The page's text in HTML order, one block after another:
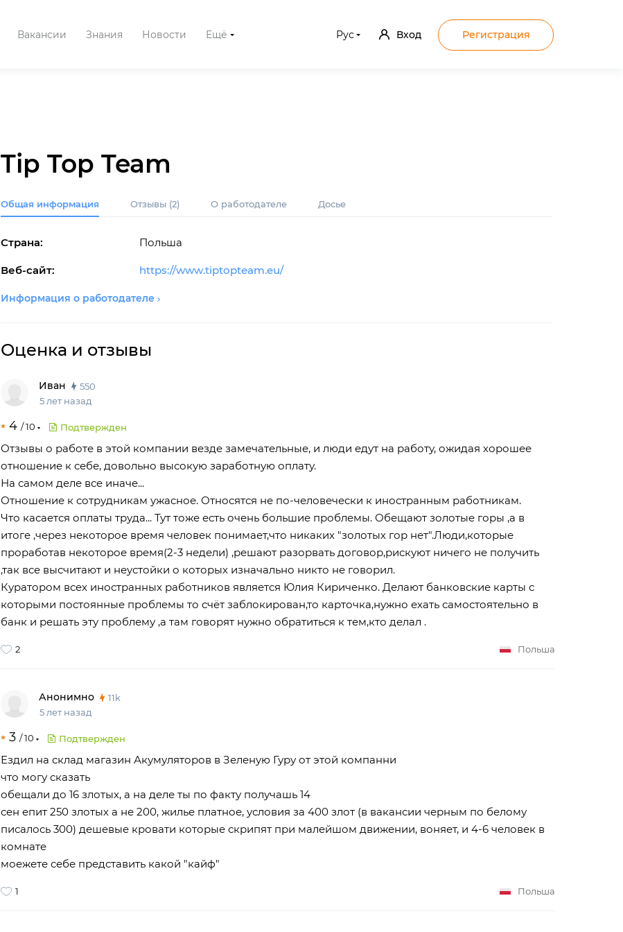
Вакансии Знания Новости Ещё Рус Вход Регистрация
Tip Top Team
Общая информация Отзывы (2) О работодателе Досье
Страна: Польша
Веб-сайт: https://www.tiptopteam.eu/
Информация о работодателе
Оценка и отзывы
Иван
550
5 лет назад
4 /10 Подтвержден
Отзывы о работе в этой компании везде замечательные, и люди едут на работу, ожидая хорошее
отношение к себе, довольно высокую заработную оплату.
На самом деле все иначе...
Отношение к сотрудникам ужасное. Относятся не по-человечески к иностранным работникам.
Что касается оплаты труда... Тут тоже есть очень большие проблемы. Обещают золотые горы ,а в
итоге ,через некоторое время человек понимает,что никаких "золотых гор нет".Люди,которые
проработав некоторое время(2-3 недели) ,решают разорвать договор,рискуют ничего не получить
,так все высчитают и неустойки о которых изначально никто не говорил.
Куратором всех иностранных работников является Юлия Кириченко. Делают банковские карты с
которыми постоянные проблемы то счёт заблокирован,то карточка,нужно ехать самостоятельно в
банк и решать эту проблему ,а там говорят нужно обратиться к тем,кто делал .
2 Польша
Анонимно
11k
5 лет назад
3 /10 Подтвержден
Ездил на склад магазин Акумуляторов в Зеленую Гуру от этой компанни
что могу сказать
обещали до 16 злотых, а на деле ты по факту получашь 14
сен епит 250 злотых а не 200, жилье платное, условия за 400 злот (в вакансии черным по белому
писалось 300) дешевые кровати которые скрипят при малейшом движении, воняет, и 4-6 человек в
комнате
моежете себе представить какой "кайф"
1 Польша